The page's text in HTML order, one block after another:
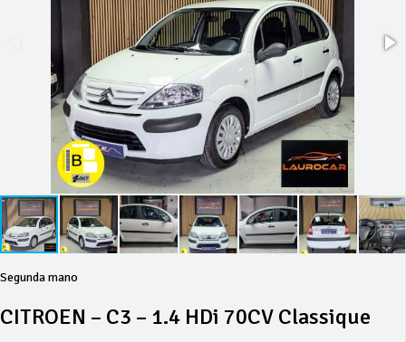
Segunda mano
CITROEN – C3 – 1.4 HDi 70CV Classique